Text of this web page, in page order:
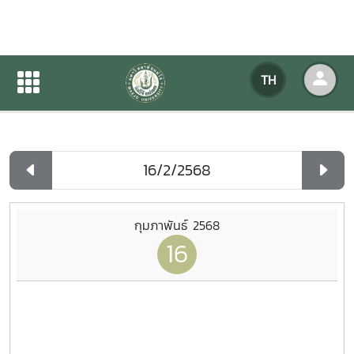
TH
ปฏิทินกิจกรรมของหน่วยงาน
ปฏิทินกิจกรรมของหน่วยงาน
กุมภาพันธ์ 2568
16